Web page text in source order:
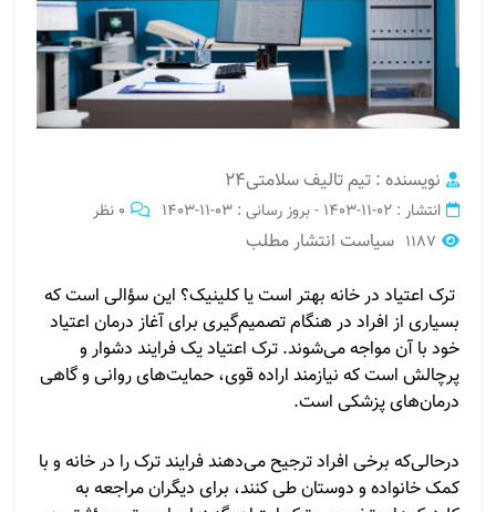
نویسنده : تیم تالیف سلامتی24
انتشار : 02-11-1403 - بروز رسانی : 03-11-1403
0 نظر
1187 سیاست انتشار مطلب
ترک اعتیاد در خانه بهتر است یا کلینیک؟ این سؤالی است که
بسیاری از افراد در هنگام تصمیم‌گیری برای آغاز درمان اعتیاد
خود با آن مواجه می‌شوند. ترک اعتیاد یک فرایند دشوار و
پرچالش است که نیازمند اراده قوی، حمایت‌های روانی و گاهی
درمان‌های پزشکی است.
درحالی‌که برخی افراد ترجیح می‌دهند فرایند ترک را در خانه و با
کمک خانواده و دوستان طی کنند، برای دیگران مراجعه به